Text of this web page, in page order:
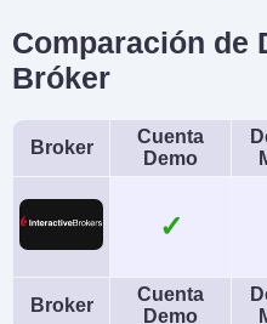
Instrumentos
Stocks, Options,
Bonds, ETFs, Mutual
Cryptocurrencies
Comparación de
Bróker
Broker
Cuenta
Demo
✓
Broker
Cuenta
Demo